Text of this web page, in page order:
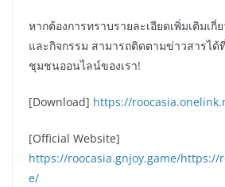
หากต้องการทราบรายละเอียดเพิ่มเติมเกี่
และกิจกรรม สามารถติดตามข่าวสารได้
ชุมชนออนไลน์ของเรา!
[Download] https://
[Official Website]
https://roocasia.gnjoy.game/https://
e/